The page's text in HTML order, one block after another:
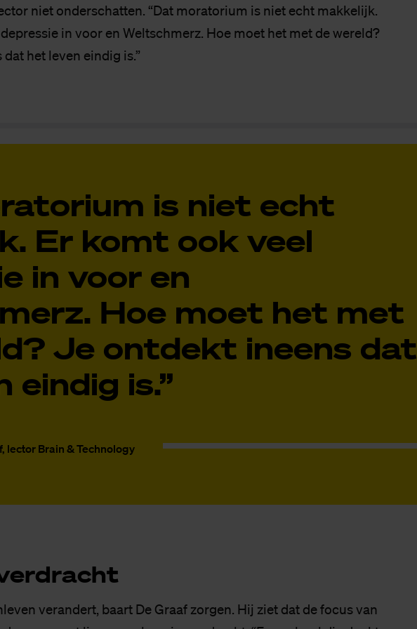
niet onderschatten. “Dat moratorium is niet echt makkelijk.
in voor en Weltschmerz. Hoe moet het met de wereld?
het leven eindig is.”
is niet echt
Er komt ook veel
in voor en
Hoe moet het met
Je ontdekt ineens dat
eindig is.”
lector Brain & Technology
verandert, baart De Graaf zorgen. Hij ziet dat de focus van